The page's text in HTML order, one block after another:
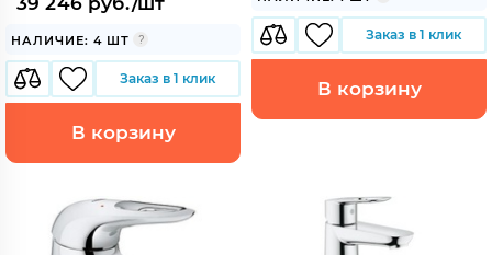
НАЛИЧИЕ: 4 ШТ
Заказ в 1 клик
В корзину
Заказ в 1 клик
В корзину